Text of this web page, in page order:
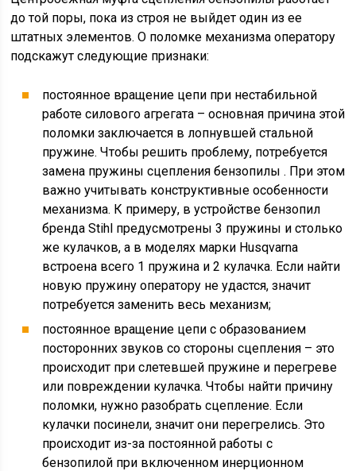
до той поры, пока из строя не выйдет один из ее
штатных элементов. О поломке механизма оператору
подскажут следующие признаки:
постоянное вращение цепи при нестабильной
работе силового агрегата – основная причина этой
поломки заключается в лопнувшей стальной
пружине. Чтобы решить проблему, потребуется
замена пружины сцепления бензопилы . При этом
важно учитывать конструктивные особенности
механизма. К примеру, в устройстве бензопил
бренда Stihl предусмотрены 3 пружины и столько
же кулачков, а в моделях марки Husqvarna
встроена всего 1 пружина и 2 кулачка. Если найти
новую пружину оператору не удастся, значит
потребуется заменить весь механизм;
постоянное вращение цепи с образованием
посторонних звуков со стороны сцепления – это
происходит при слетевшей пружине и перегреве
или повреждении кулачка. Чтобы найти причину
поломки, нужно разобрать сцепление. Если
кулачки посинели, значит они перегрелись. Это
происходит из-за постоянной работы с
бензопилой при включенном инерционном